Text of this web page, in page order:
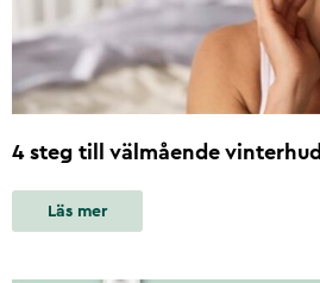
4 steg till välmående vinterhud
Läs mer